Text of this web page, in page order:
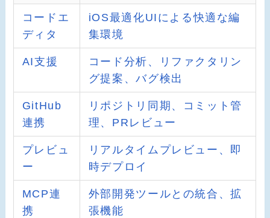
コードエ
ディタ
iOS最適化UIによる快適な編
集環境
AI支援
コード分析、リファクタリン
グ提案、バグ検出
GitHub
連携
リポジトリ同期、コミット管
理、PRレビュー
プレビュ
ー
リアルタイムプレビュー、即
時デプロイ
MCP連
携
外部開発ツールとの統合、拡
張機能